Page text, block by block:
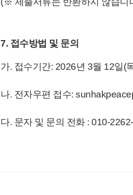
7. 접수방법 및 문의
가. 접수기간: 2026년 3월 12일(
나. 전자우편 접수:
다. 문자 및 문의 전화 : 010-